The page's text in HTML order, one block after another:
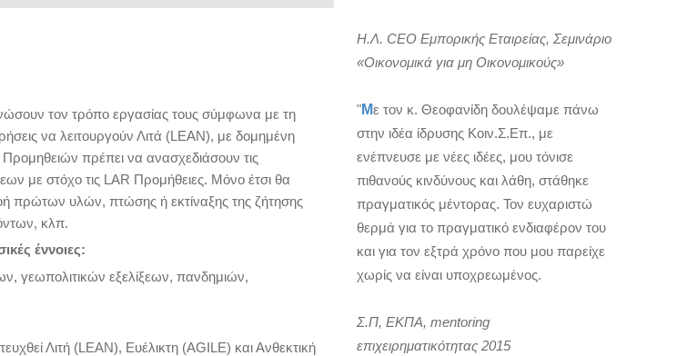
τον τρόπο εργασίας τους σύμφωνα με τη
να λειτουργούν Λιτά (LEAN), με δομημένη
πρέπει να ανασχεδιάσουν τις
με στόχο τις LAR Προμήθειες. Μόνο έτσι θα
πρώτων υλών, πτώσης ή εκτίναξης της ζήτησης
κλπ.
έννοιες:
γεωπολιτικών εξελίξεων, πανδημιών,
Λιτή (LEAN), Ευέλικτη (ΑGILE) και Ανθεκτική
Η.Λ. CEO Εμπορικής Εταιρείας, Σεμινάριο
«Οικονομικά για μη Οικονομικούς»
"Με τον κ. Θεοφανίδη δουλέψαμε πάνω
στην ιδέα ίδρυσης Κοιν.Σ.Επ., με
ενέπνευσε με νέες ιδέες, μου τόνισε
πιθανούς κινδύνους και λάθη, στάθηκε
πραγματικός μέντορας. Τον ευχαριστώ
θερμά για το πραγματικό ενδιαφέρον του
και για τον εξτρά χρόνο που μου παρείχε
χωρίς να είναι υποχρεωμένος.
Σ.Π, ΕΚΠΑ, mentoring
επιχειρηματικότητας 2015